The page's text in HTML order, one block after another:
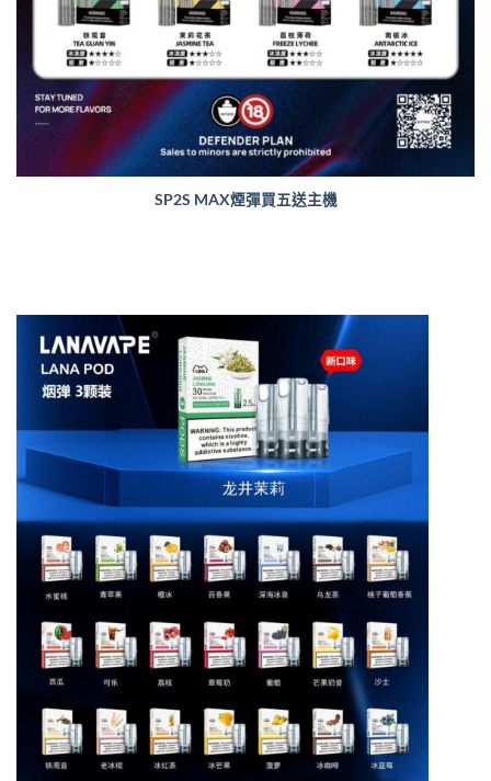
SP2S MAX煙彈買五送主機